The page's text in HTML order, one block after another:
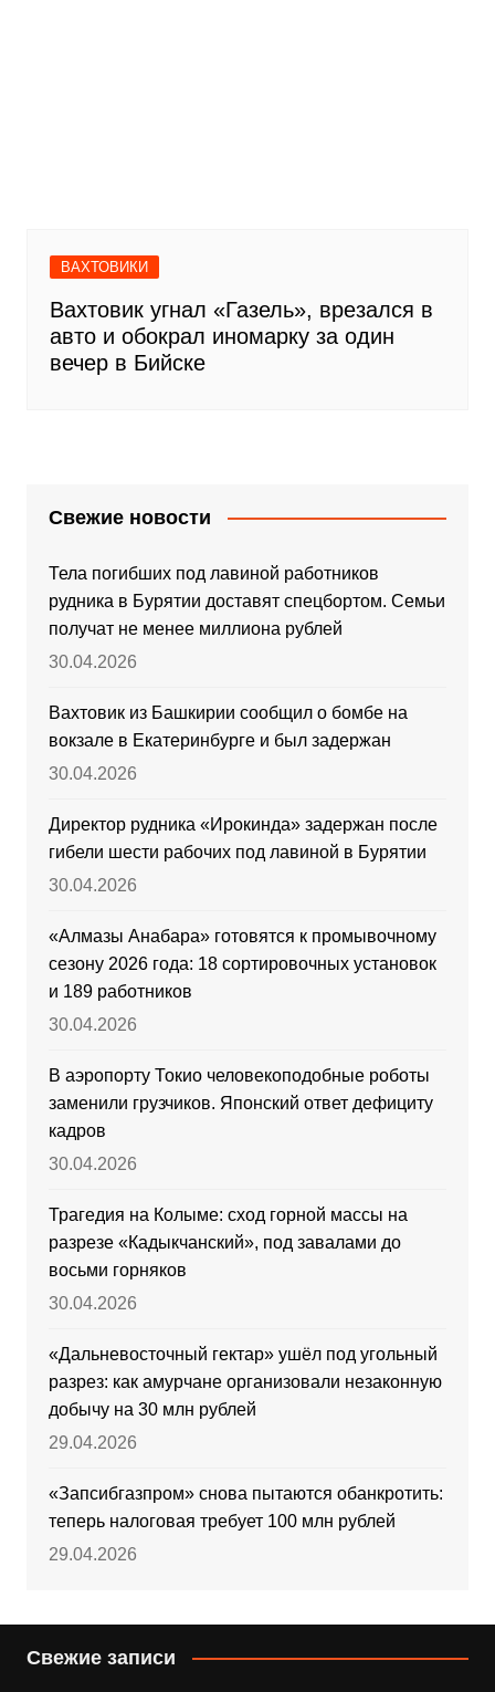
ВАХТОВИКИ
Вахтовик угнал «Газель», врезался в
авто и обокрал иномарку за один
вечер в Бийске
Свежие новости
Тела погибших под лавиной работников
рудника в Бурятии доставят спецбортом. Семьи
получат не менее миллиона рублей
30.04.2026
Вахтовик из Башкирии сообщил о бомбе на
вокзале в Екатеринбурге и был задержан
30.04.2026
Директор рудника «Ирокинда» задержан после
гибели шести рабочих под лавиной в Бурятии
30.04.2026
«Алмазы Анабара» готовятся к промывочному
сезону 2026 года: 18 сортировочных установок
и 189 работников
30.04.2026
В аэропорту Токио человекоподобные роботы
заменили грузчиков. Японский ответ дефициту
кадров
30.04.2026
Трагедия на Колыме: сход горной массы на
разрезе «Кадыкчанский», под завалами до
восьми горняков
30.04.2026
«Дальневосточный гектар» ушёл под угольный
разрез: как амурчане организовали незаконную
добычу на 30 млн рублей
29.04.2026
«Запсибгазпром» снова пытаются обанкротить:
теперь налоговая требует 100 млн рублей
29.04.2026
Свежие записи